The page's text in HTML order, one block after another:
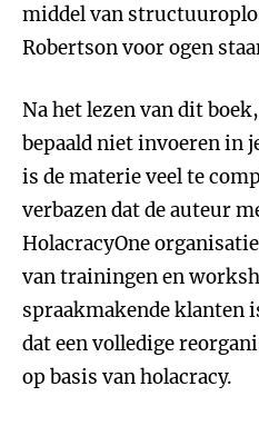
middel van
Robertson voor ogen
Na het lezen van dit
bepaald niet invoeren in
is de materie veel te
verbazen dat de auteur
HolacracyOne
van trainingen en
spraakmakende klanten
dat een volledige
op basis van holacracy.